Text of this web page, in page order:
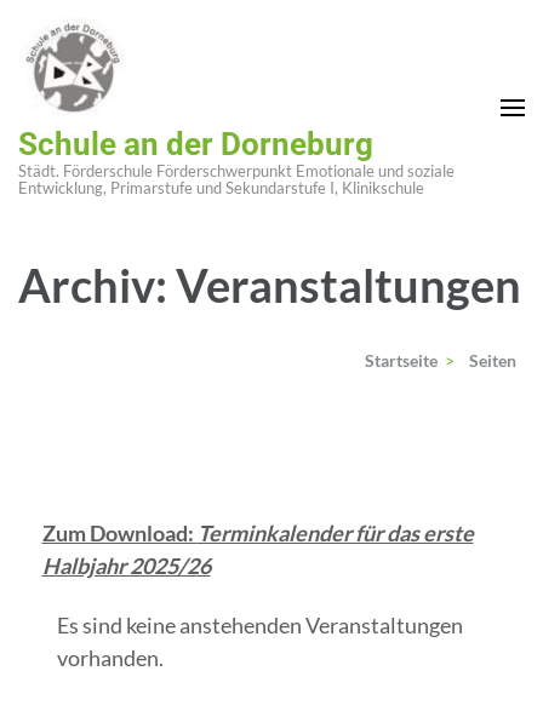
Inhalt
springen
drücken)
Schule an der Dorneburg
Städt. Förderschule Förderschwerpunkt Emotionale und soziale
Entwicklung, Primarstufe und Sekundarstufe I, Klinikschule
Archiv:Veranstaltungen
Startseite > Seiten
Zum Download: Terminkalender für das erste
Halbjahr 2025/26
Es sind keine anstehenden Veranstaltungen
vorhanden.